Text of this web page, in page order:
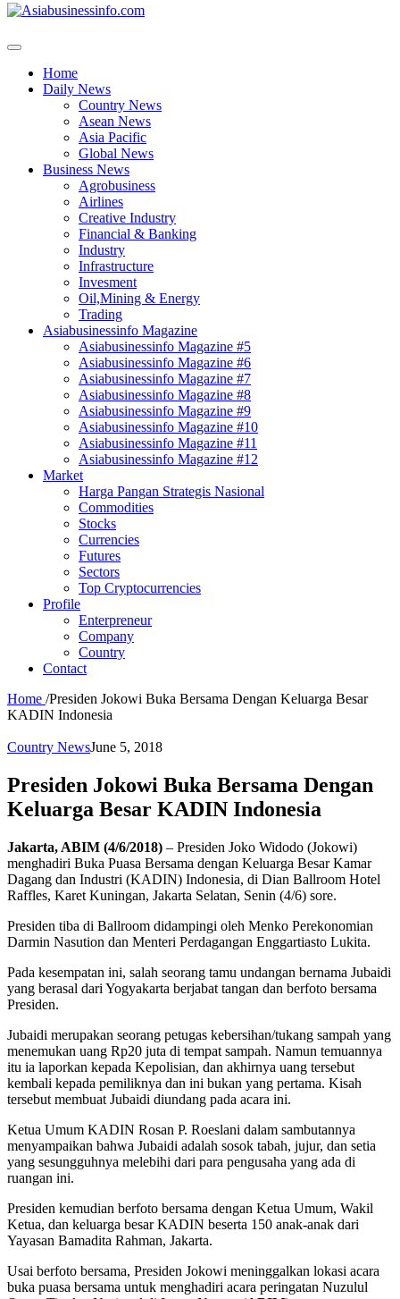
Home
Daily News
Country News
Asean News
Asia Pacific
Global News
Business News
Agrobusiness
Airlines
Creative Industry
Financial & Banking
Industry
Infrastructure
Invesment
Oil,Mining & Energy
Trading
Asiabusinessinfo Magazine
Asiabusinessinfo Magazine #5
Asiabusinessinfo Magazine #6
Asiabusinessinfo Magazine #7
Asiabusinessinfo Magazine #8
Asiabusinessinfo Magazine #9
Asiabusinessinfo Magazine #10
Asiabusinessinfo Magazine #11
Asiabusinessinfo Magazine #12
Market
Harga Pangan Strategis Nasional
Commodities
Stocks
Currencies
Futures
Sectors
Top Cryptocurrencies
Profile
Enterpreneur
Company
Country
Contact
Home /Presiden Jokowi Buka Bersama Dengan Keluarga Besar
KADIN Indonesia
Country NewsJune 5, 2018
Presiden Jokowi Buka Bersama Dengan
Keluarga Besar KADIN Indonesia
Jakarta, ABIM (4/6/2018) – Presiden Joko Widodo (Jokowi)
menghadiri Buka Puasa Bersama dengan Keluarga Besar Kamar
Dagang dan Industri (KADIN) Indonesia, di Dian Ballroom Hotel
Raffles, Karet Kuningan, Jakarta Selatan, Senin (4/6) sore.
Presiden tiba di Ballroom didampingi oleh Menko Perekonomian
Darmin Nasution dan Menteri Perdagangan Enggartiasto Lukita.
Pada kesempatan ini, salah seorang tamu undangan bernama Jubaidi
yang berasal dari Yogyakarta berjabat tangan dan berfoto bersama
Presiden.
Jubaidi merupakan seorang petugas kebersihan/tukang sampah yang
menemukan uang Rp20 juta di tempat sampah. Namun temuannya
itu ia laporkan kepada Kepolisian, dan akhirnya uang tersebut
kembali kepada pemiliknya dan ini bukan yang pertama. Kisah
tersebut membuat Jubaidi diundang pada acara ini.
Ketua Umum KADIN Rosan P. Roeslani dalam sambutannya
menyampaikan bahwa Jubaidi adalah sosok tabah, jujur, dan setia
yang sesungguhnya melebihi dari para pengusaha yang ada di
ruangan ini.
Presiden kemudian berfoto bersama dengan Ketua Umum, Wakil
Ketua, dan keluarga besar KADIN beserta 150 anak-anak dari
Yayasan Bamadita Rahman, Jakarta.
Usai berfoto bersama, Presiden Jokowi meninggalkan lokasi acara
buka puasa bersama untuk menghadiri acara peringatan Nuzulul